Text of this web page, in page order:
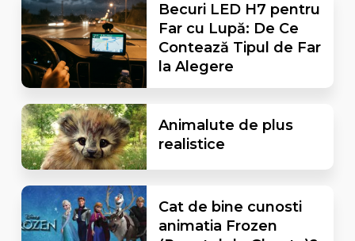
Becuri LED H7 pentru
Far cu Lupă: De Ce
Contează Tipul de Far
la Alegere
Animalute de plus
realistice
Cat de bine cunosti
animatia Frozen